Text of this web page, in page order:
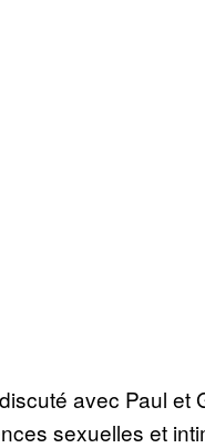
avec Paul et
sexuelles et